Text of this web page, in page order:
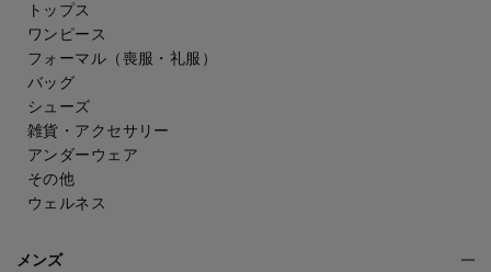
トップス
ワンピース
フォーマル（喪服・礼服）
バッグ
シューズ
雑貨・アクセサリー
アンダーウェア
その他
ウェルネス
メンズ